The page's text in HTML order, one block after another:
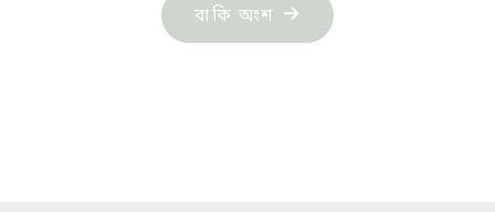
বাকি অংশ "মনিজা
রহমানের